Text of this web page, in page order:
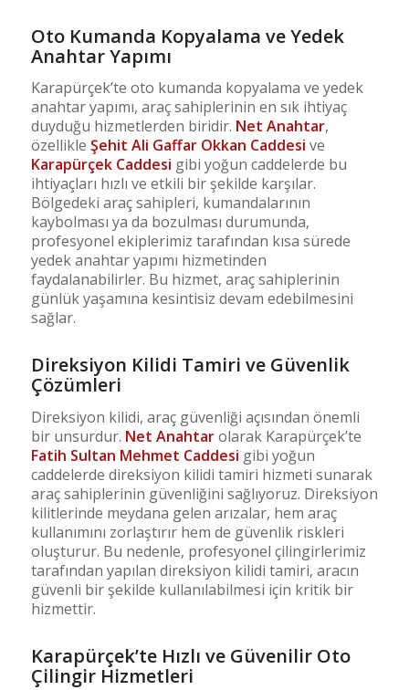
Oto Kumanda Kopyalama ve Yedek
Anahtar Yapımı
Karapürçek’te oto kumanda kopyalama ve yedek
anahtar yapımı, araç sahiplerinin en sık ihtiyaç
duyduğu hizmetlerden biridir. Net Anahtar,
özellikle Şehit Ali Gaffar Okkan Caddesi ve
Karapürçek Caddesi gibi yoğun caddelerde bu
ihtiyaçları hızlı ve etkili bir şekilde karşılar.
Bölgedeki araç sahipleri, kumandalarının
kaybolması ya da bozulması durumunda,
profesyonel ekiplerimiz tarafından kısa sürede
yedek anahtar yapımı hizmetinden
faydalanabilirler. Bu hizmet, araç sahiplerinin
günlük yaşamına kesintisiz devam edebilmesini
sağlar.
Direksiyon Kilidi Tamiri ve Güvenlik
Çözümleri
Direksiyon kilidi, araç güvenliği açısından önemli
bir unsurdur. Net Anahtarolarak Karapürçek’te
Fatih Sultan Mehmet Caddesi gibi yoğun
caddelerde direksiyon kilidi tamiri hizmeti sunarak
araç sahiplerinin güvenliğini sağlıyoruz. Direksiyon
kilitlerinde meydana gelen arızalar, hem araç
kullanımını zorlaştırır hem de güvenlik riskleri
oluşturur. Bu nedenle, profesyonel çilingirlerimiz
tarafından yapılan direksiyon kilidi tamiri, aracın
güvenli bir şekilde kullanılabilmesi için kritik bir
hizmettir.
Karapürçek’te Hızlı ve Güvenilir Oto
Çilingir Hizmetleri